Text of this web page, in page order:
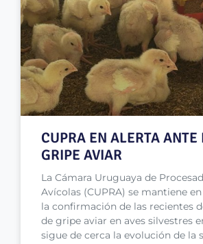
CUPRA EN ALERTA ANTE
GRIPE AVIAR
La Cámara Uruguaya de
Avícolas (CUPRA) se mantiene
la confirmación de las recientes
de gripe aviar en aves silvestres
sigue de cerca la evolución de la